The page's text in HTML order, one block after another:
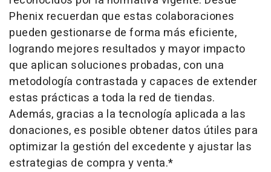
Phenix recuerdan que estas colaboraciones
pueden gestionarse de forma más eficiente,
logrando mejores resultados y mayor impacto
que aplican soluciones probadas, con una
metodología contrastada y capaces de extender
estas prácticas a toda la red de tiendas.
Además, gracias a la tecnología aplicada a las
donaciones, es posible obtener datos útiles para
optimizar la gestión del excedente y ajustar las
estrategias de compra y venta.*